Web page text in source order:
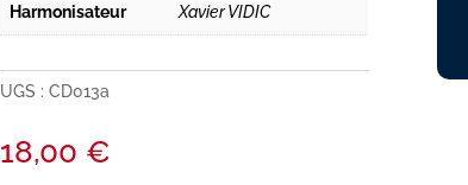
Harmonisateur Xavier VIDIC
UGS :CD013a
18,00 €